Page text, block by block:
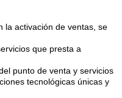
la activación de ventas, se
que presta a
punto de venta y servicios
tecnológicas únicas y